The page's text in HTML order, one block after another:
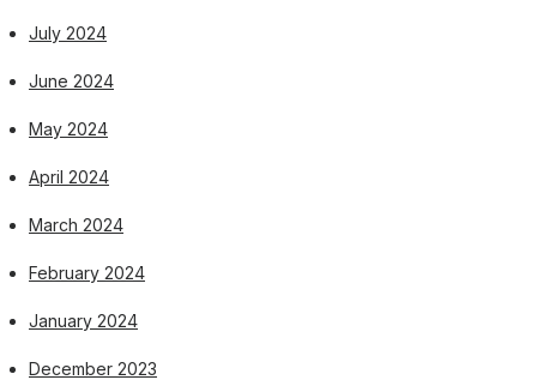
July 2024
June 2024
May 2024
April 2024
March 2024
February 2024
January 2024
December 2023